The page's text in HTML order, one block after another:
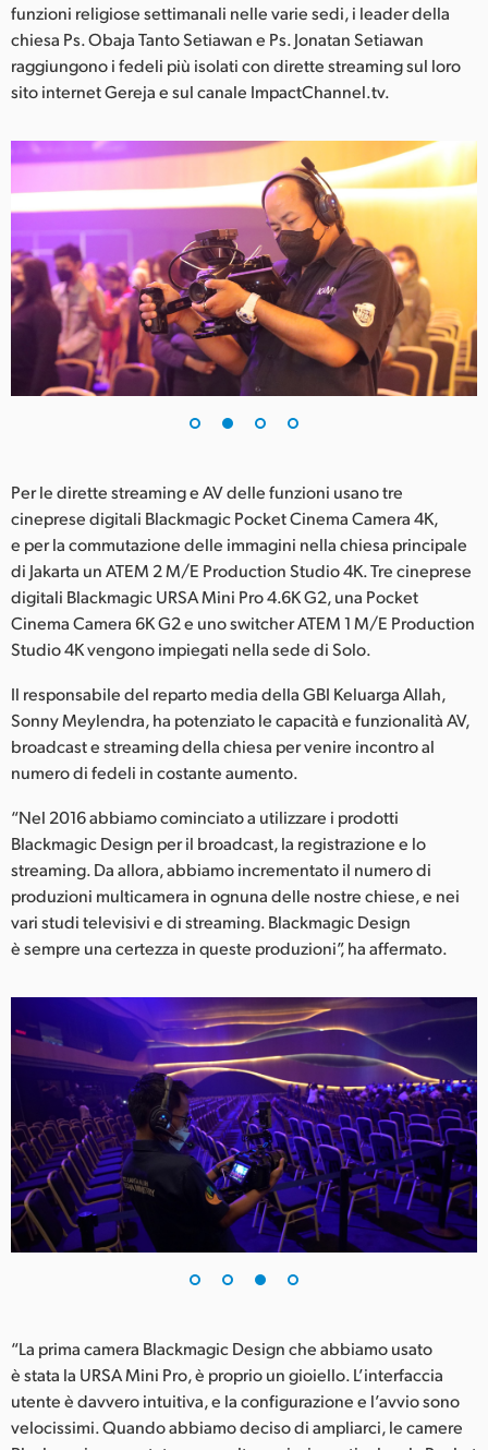
New Zealand
Norway
South Africa
Spain
Sweden
UAE
Ukraine
United Kingdom
United States
funzioni religiose settimanali nelle varie sedi, i leader della
chiesa Ps. Obaja Tanto Setiawan e Ps. Jonatan Setiawan
raggiungono i fedeli più isolati con dirette streaming sul loro
sito internet Gereja e sul canale ImpactChannel.tv.
Per le dirette streaming e AV delle funzioni usano tre
cineprese digitali Blackmagic Pocket Cinema Camera 4K,
e per la commutazione delle immagini nella chiesa principale
di Jakarta un ATEM 2 M/E Production Studio 4K. Tre cineprese
digitali Blackmagic URSA Mini Pro 4.6K G2, una Pocket
Cinema Camera 6K G2 e uno switcher ATEM 1 M/E Production
Studio 4K vengono impiegati nella sede di Solo.
Il responsabile del reparto media della GBI Keluarga Allah,
Sonny Meylendra, ha potenziato le capacità e funzionalità AV,
broadcast e streaming della chiesa per venire incontro al
numero di fedeli in costante aumento.
“Nel 2016 abbiamo cominciato a utilizzare i prodotti
Blackmagic Design per il broadcast, la registrazione e lo
streaming. Da allora, abbiamo incrementato il numero di
produzioni multicamera in ognuna delle nostre chiese, e nei
vari studi televisivi e di streaming. Blackmagic Design
è sempre una certezza in queste produzioni”, ha affermato.
“La prima camera Blackmagic Design che abbiamo usato
è stata la URSA Mini Pro, è proprio un gioiello. L’interfaccia
utente è davvero intuitiva, e la configurazione e l’avvio sono
velocissimi. Quando abbiamo deciso di ampliarci, le camere